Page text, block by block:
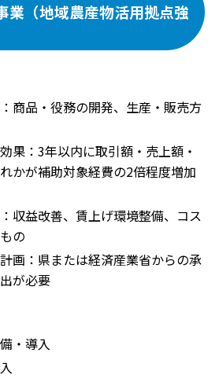
業（地域農産物活用拠点強
商品・役務の開発、生産・販売方
果：3年以内に取引額・売上額・
かが補助対象経費の2倍程度増加
収益改善、賃上げ環境整備、コス
の
画：県または経済産業省からの承
が必要
・導入